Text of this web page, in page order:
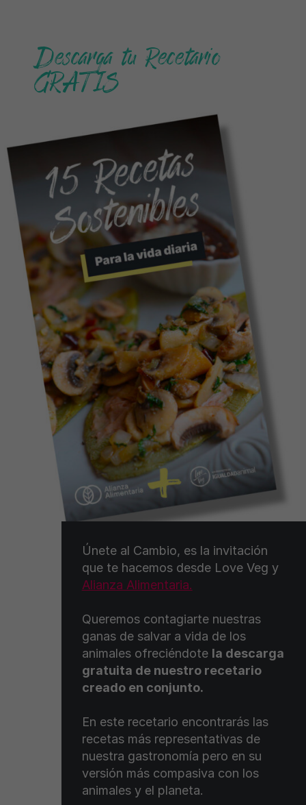
Descarga tu Recetario
GRATIS
Únete al Cambio, es la invitación
que te hacemos desde Love Veg y
Alianza Alimentaria.
Queremos contagiarte nuestras
ganas de salvar a vida de los
animales ofreciéndote la descarga
gratuita de nuestro recetario
creado en conjunto.
En este recetario encontrarás las
recetas más representativas de
nuestra gastronomía pero en su
versión más compasiva con los
animales y el planeta.